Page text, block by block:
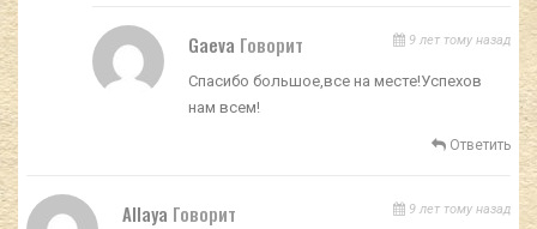
Gaeva Говорит 9 лет тому назад
Спасибо большое,все на месте!Успехов
нам всем!
Ответить
Allaya Говорит 9 лет тому назад